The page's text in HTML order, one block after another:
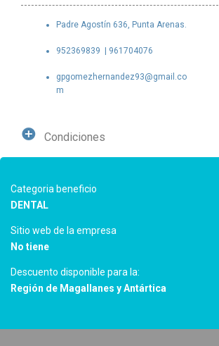
Padre Agostín 636, Punta Arenas.
952369839 | 961704076
gpgomezhernandez93@gmail.co
m
Condiciones
Categoria beneficio
DENTAL
Sitio web de la empresa
No tiene
Descuento disponible para la:
Región de Magallanes y Antártica